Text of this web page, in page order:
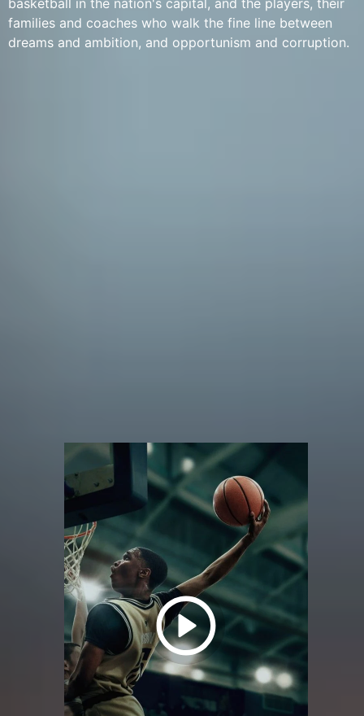
basketball in the nation's capital, and the players, their
families and coaches who walk the fine line between
dreams and ambition, and opportunism and corruption.